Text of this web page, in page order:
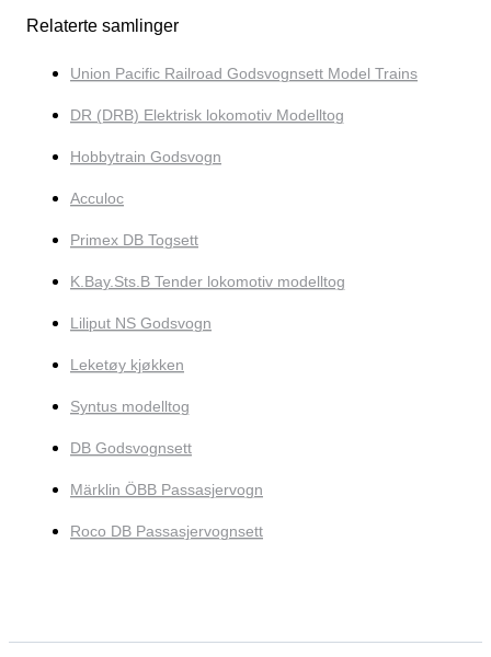
Relaterte samlinger
Union Pacific Railroad Godsvognsett Model Trains
DR (DRB) Elektrisk lokomotiv Modelltog
Hobbytrain Godsvogn
Acculoc
Primex DB Togsett
K.Bay.Sts.B Tender lokomotiv modelltog
Liliput NS Godsvogn
Leketøy kjøkken
Syntus modelltog
DB Godsvognsett
Märklin ÖBB Passasjervogn
Roco DB Passasjervognsett